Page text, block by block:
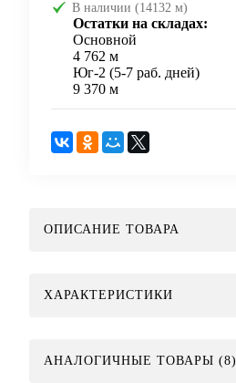
В наличии (14132 м)
Остатки на складах:
Основной
4 762 м
Юг-2 (5-7 раб. дней)
9 370 м
ОПИСАНИЕ ТОВАРА
ХАРАКТЕРИСТИКИ
АНАЛОГИЧНЫЕ ТОВАРЫ (8)